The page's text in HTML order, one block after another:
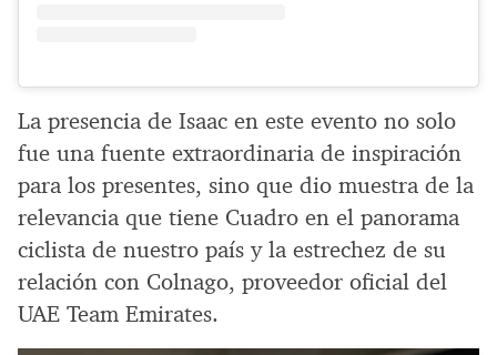
La presencia de Isaac en este evento no solo
fue una fuente extraordinaria de inspiración
para los presentes, sino que dio muestra de la
relevancia que tiene Cuadro en el panorama
ciclista de nuestro país y la estrechez de su
relación con Colnago, proveedor oficial del
UAE Team Emirates.